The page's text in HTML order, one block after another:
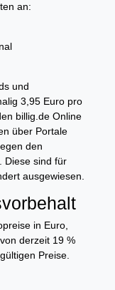
an:
und
3,95 Euro pro
billig.de Online
über Portale
den
Diese sind für
ausgewiesen.
in Euro,
derzeit 19 %
Preise.